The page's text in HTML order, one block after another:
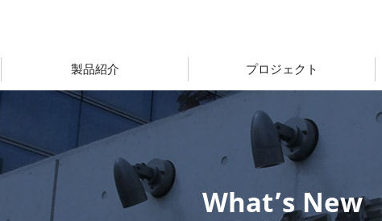
製品紹介 プロジェクト
What’s New